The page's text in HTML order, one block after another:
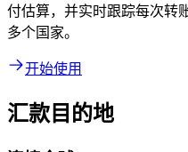
付估算，并实时跟踪每次转
多个国家。
开始使用
汇款目的地